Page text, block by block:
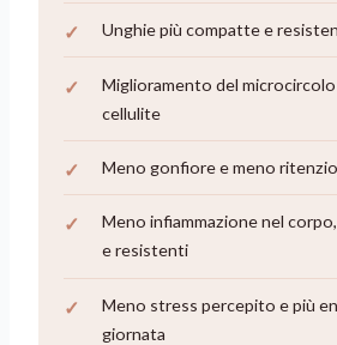
Unghie più compatte e
Miglioramento del
cellulite
Meno gonfiore e meno
Meno infiammazione nel
e resistenti
Meno stress percepito e più
giornata